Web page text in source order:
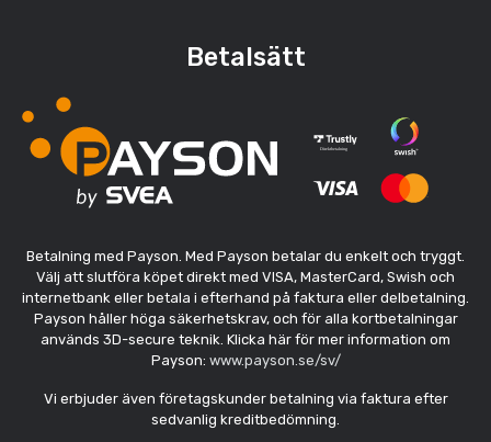
Betalsätt
Betalning med Payson. Med Payson betalar du enkelt och tryggt.
Välj att slutföra köpet direkt med VISA, MasterCard, Swish och
internetbank eller betala i efterhand på faktura eller delbetalning.
Payson håller höga säkerhetskrav, och för alla kortbetalningar
används 3D-secure teknik. Klicka här för mer information om
Payson: www.payson.se/sv/
Vi erbjuder även företagskunder betalning via faktura efter
sedvanlig kreditbedömning.